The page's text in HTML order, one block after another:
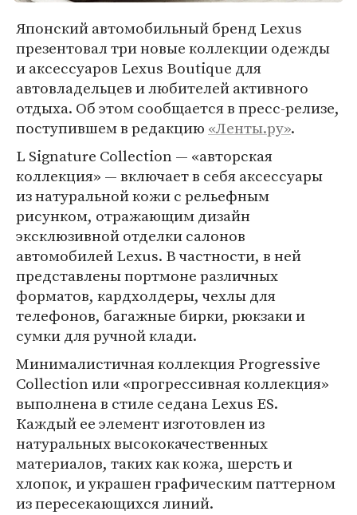
Японский автомобильный бренд Lexus
презентовал три новые коллекции одежды
и аксессуаров Lexus Boutique для
автовладельцев и любителей активного
отдыха. Об этом сообщается в пресс-релизе,
поступившем в редакцию «Ленты.ру».
L Signature Collection — «авторская
коллекция» — включает в себя аксессуары
из натуральной кожи с рельефным
рисунком, отражающим дизайн
эксклюзивной отделки салонов
автомобилей Lexus. В частности, в ней
представлены портмоне различных
форматов, кардхолдеры, чехлы для
телефонов, багажные бирки, рюкзаки и
сумки для ручной клади.
Минималистичная коллекция Progressive
Collection или «прогрессивная коллекция»
выполнена в стиле седана Lexus ES.
Каждый ее элемент изготовлен из
натуральных высококачественных
материалов, таких как кожа, шерсть и
хлопок, и украшен графическим паттерном
из пересекающихся линий.